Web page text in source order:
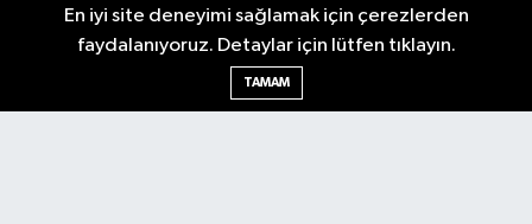
Haber Arşivi
Künye
Bilim & Teknoloji
En iyi site deneyimi sağlamak için çerezlerden
faydalanıyoruz. Detaylar için lütfen tıklayın.
TAMAM